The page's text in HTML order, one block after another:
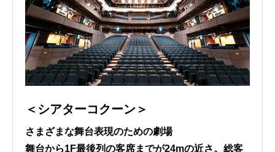
＜シアターコクーン＞
さまざまな舞台表現のための劇場
舞台から1F最後列の客席までが24mの近さ。総客